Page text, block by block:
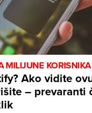
MILIJUNE KORISNIKA
Ako vidite
– prevaranti